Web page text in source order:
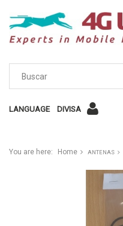
LANGUAGE DIVISA
You are here: Home ANTENAS